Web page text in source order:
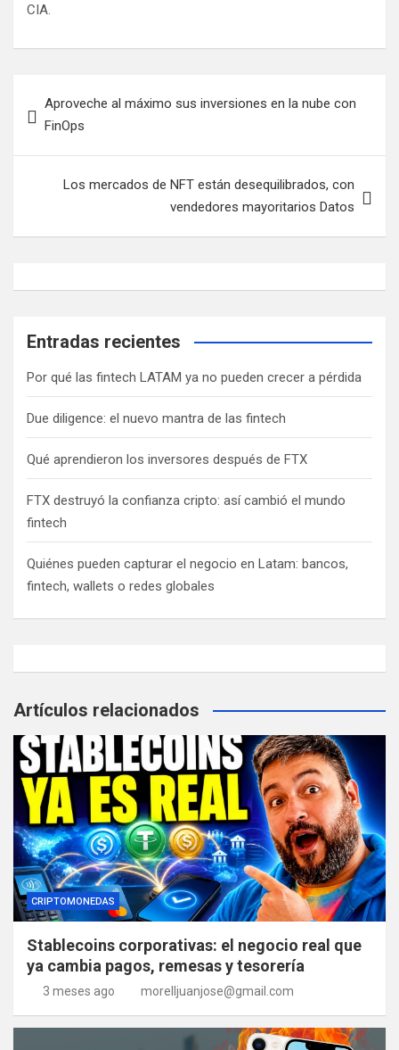
CIA.
de Aproveche al máximo sus inversiones en la nube con
FinOps
Los mercados de NFT están desequilibrados, con
vendedores mayoritarios Datos
Entradas recientes
Por qué las fintech LATAM ya no pueden crecer a pérdida
Due diligence: el nuevo mantra de las fintech
Qué aprendieron los inversores después de FTX
FTX destruyó la confianza cripto: así cambió el mundo
fintech
Quiénes pueden capturar el negocio en Latam: bancos,
fintech, wallets o redes globales
Artículos relacionados
CRIPTOMONEDAS
Stablecoins corporativas: el negocio real que
ya cambia pagos, remesas y tesorería
3 meses ago morelljuanjose@gmail.com